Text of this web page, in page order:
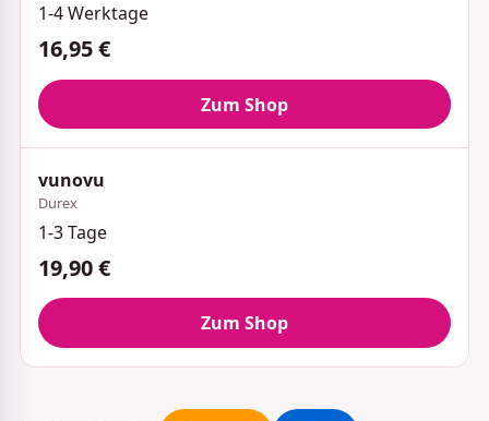
1-4 Werktage
16,95 €
Zum Shop
vunovu
Durex
1-3 Tage
19,90 €
Zum Shop